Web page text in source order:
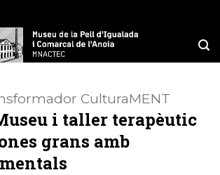
CulturaMENT
i taller terapèutic
grans amb